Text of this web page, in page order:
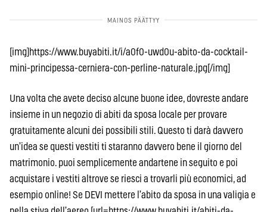
[img]https://www.buyabiti.it/i/a0f0-uwd0u-abito-da-cocktail-
mini-principessa-cerniera-con-perline-naturale.jpg[/img]
Una volta che avete deciso alcune buone idee, dovreste andare
insieme in un negozio di abiti da sposa locale per provare
gratuitamente alcuni dei possibili stili. Questo ti darà davvero
un’idea se questi vestiti ti staranno davvero bene il giorno del
matrimonio. puoi semplicemente andartene in seguito e poi
acquistare i vestiti altrove se riesci a trovarli più economici, ad
esempio online! Se DEVI mettere l’abito da sposa in una valigia e